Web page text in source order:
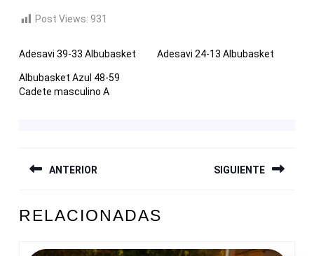
Post Views: 931
Adesavi 39-33 Albubasket Adesavi 24-13 Albubasket
Albubasket Azul 48-59
Cadete masculino A
DE
ANTERIOR
anterior:
SIGUIENTE
entrada:
RELACIONADAS